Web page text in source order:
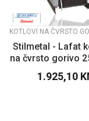
KOTLOVI NA ČVRSTO
Stilmetal - Lafat
na čvrsto gorivo
1.925,10